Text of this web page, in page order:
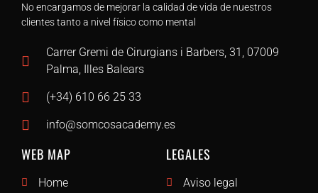
No encargamos de mejorar la calidad de vida de nuestros
clientes tanto a nivel físico como mental
Carrer Gremi de Cirurgians i Barbers, 31, 07009
Palma, Illes Balears
(+34) 610 66 25 33
info@somcosacademy.es
WEB MAP
Home
LEGALES
Aviso legal